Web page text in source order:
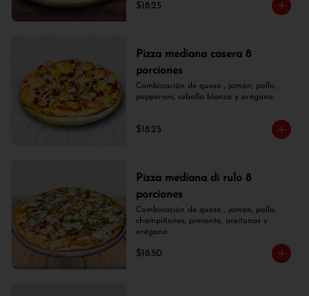
$18.25
Pizza mediana casera 8
porciones
Combinación de queso , jamón, pollo,
pepperoni, cebolla blanca y orégano.
$18.25
Pizza mediana di rulo 8
porciones
Combinación de queso , jamón, pollo,
champiñones, pimiento, aceitunas y
orégano.
$18.50